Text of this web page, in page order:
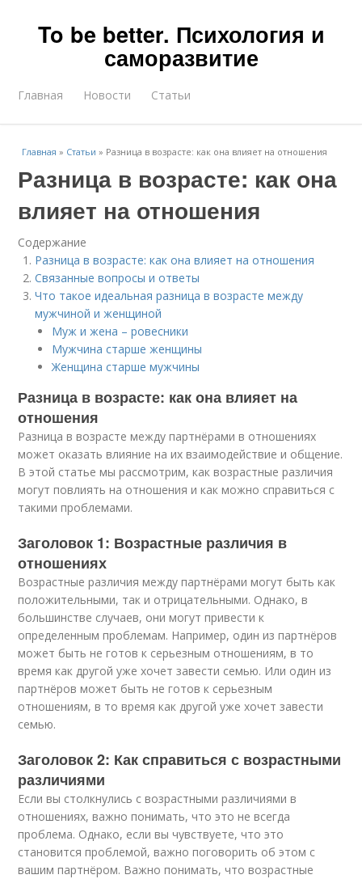
To be better. Психология и
саморазвитие
Главная Новости Статьи
Главная » Статьи » Разница в возрасте: как она влияет на отношения
Разница в возрасте: как она
влияет на отношения
Содержание
Разница в возрасте: как она влияет на отношения
Связанные вопросы и ответы
Что такое идеальная разница в возрасте между
мужчиной и женщиной
Муж и жена – ровесники
Мужчина старше женщины
Женщина старше мужчины
Разница в возрасте: как она влияет на
отношения
Разница в возрасте между партнёрами в отношениях
может оказать влияние на их взаимодействие и общение.
В этой статье мы рассмотрим, как возрастные различия
могут повлиять на отношения и как можно справиться с
такими проблемами.
Заголовок 1: Возрастные различия в
отношениях
Возрастные различия между партнёрами могут быть как
положительными, так и отрицательными. Однако, в
большинстве случаев, они могут привести к
определенным проблемам. Например, один из партнёров
может быть не готов к серьезным отношениям, в то
время как другой уже хочет завести семью. Или один из
партнёров может быть не готов к серьезным
отношениям, в то время как другой уже хочет завести
семью.
Заголовок 2: Как справиться с возрастными
различиями
Если вы столкнулись с возрастными различиями в
отношениях, важно понимать, что это не всегда
проблема. Однако, если вы чувствуете, что это
становится проблемой, важно поговорить об этом с
вашим партнёром. Важно понимать, что возрастные